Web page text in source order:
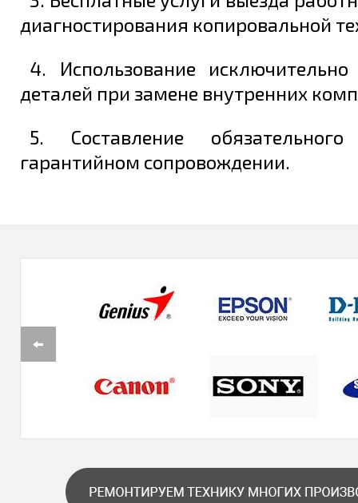
диагностирования копировальной
4. Использование
деталей при замене внутренних
5. Составление
гарантийном сопровождении.